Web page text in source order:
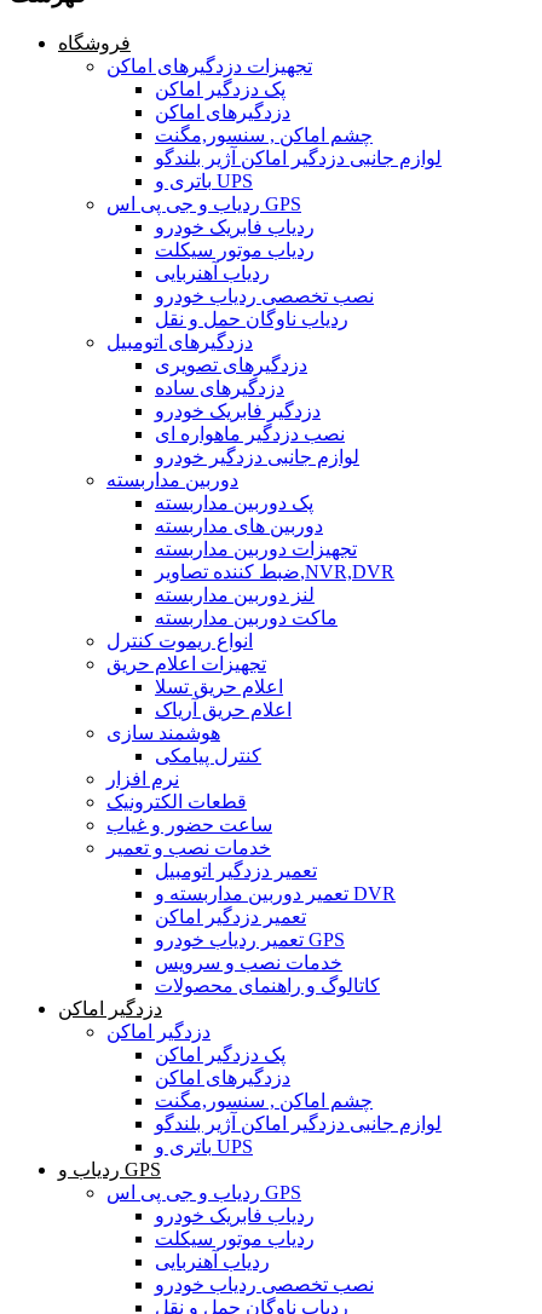
فروشگاه
تجهیزات دزدگیرهای اماکن
پک دزدگیر اماکن
دزدگیرهای اماکن
چشم اماکن , سنسور,مگنت
لوازم جانبی دزدگیر اماکن آژیر بلندگو
باتری و UPS
ردیاب و جی پی اس GPS
ردیاب فابریک خودرو
ردیاب موتور سیکلت
ردیاب آهنربایی
نصب تخصصی ردیاب خودرو
ردیاب ناوگان حمل و نقل
دزدگیرهای اتومبیل
دزدگیرهای تصویری
دزدگیرهای ساده
دزدگیر فابریک خودرو
نصب دزدگیر ماهواره ای
لوازم جانبی دزدگیر خودرو
دوربین مداربسته
پک دوربین مداربسته
دوربین های مداربسته
تجهیزات دوربین مداربسته
ضبط کننده تصاویر,NVR,DVR
لنز دوربین مداربسته
ماکت دوربین مداربسته
انواع ریموت کنترل
تجهیزات اعلام حریق
اعلام حریق تسلا
اعلام حریق آریاک
هوشمند سازی
کنترل پیامکی
نرم افزار
قطعات الکترونیک
ساعت حضور و غیاب
خدمات نصب و تعمیر
تعمیر دزدگیر اتومبیل
تعمیر دوربین مداربسته و DVR
تعمیر دزدگیر اماکن
تعمیر ردیاب خودرو GPS
خدمات نصب و سرویس
کاتالوگ و راهنمای محصولات
دزدگیر اماکن
دزدگیر اماکن
پک دزدگیر اماکن
دزدگیرهای اماکن
چشم اماکن , سنسور,مگنت
لوازم جانبی دزدگیر اماکن آژیر بلندگو
باتری و UPS
ردیاب و GPS
ردیاب و جی پی اس GPS
ردیاب فابریک خودرو
ردیاب موتور سیکلت
ردیاب آهنربایی
نصب تخصصی ردیاب خودرو
ردیاب ناوگان حمل و نقل